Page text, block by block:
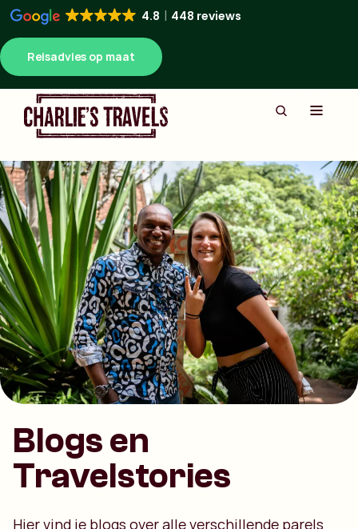
4.8 448 reviews
Reisadvies op maat
Blogs en
Travelstories
Hier vind je blogs over alle verschillende parels